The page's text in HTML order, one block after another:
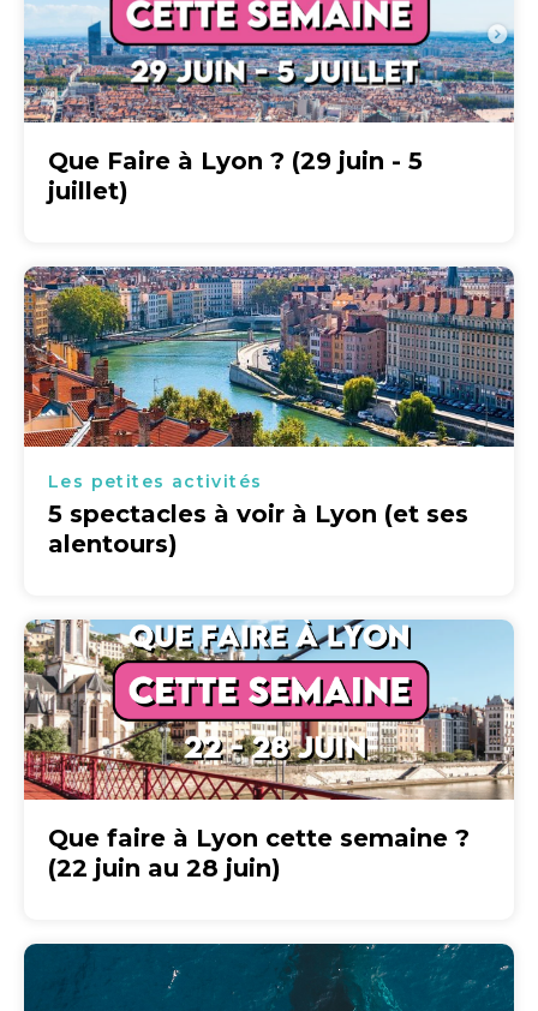
Que Faire à Lyon ? (29 juin - 5
juillet)
Les petites activités
5 spectacles à voir à Lyon (et ses
alentours)
Que faire à Lyon cette semaine ?
(22 juin au 28 juin)